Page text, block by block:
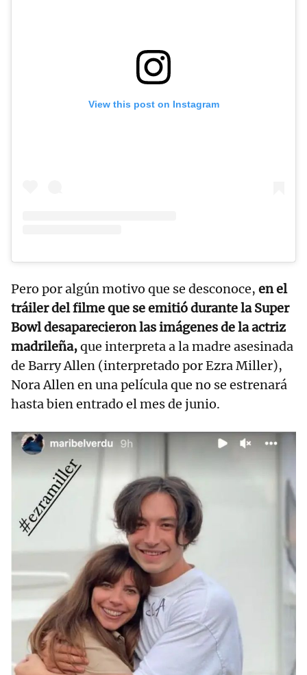
View this post on Instagram
Pero por algún motivo que se desconoce, en el
tráiler del filme que se emitió durante la Super
Bowl desaparecieron las imágenes de la actriz
madrileña,que interpreta a la madre asesinada
de Barry Allen (interpretado por Ezra Miller),
Nora Allen en una película que no se estrenará
hasta bien entrado el mes de junio.